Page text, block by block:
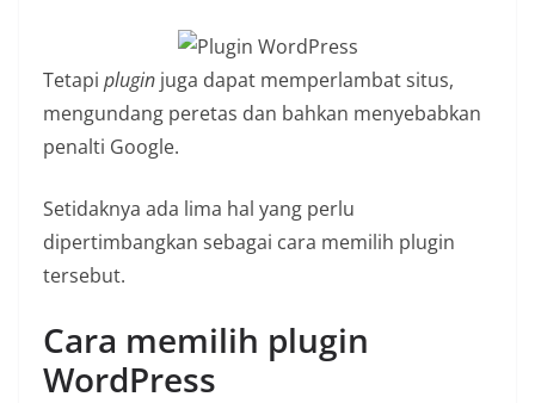
n
p
a
a
x
Tetapi plugin juga dapat memperlambat situs,
mengundang peretas dan bahkan menyebabkan
penalti Google.
Setidaknya ada lima hal yang perlu
dipertimbangkan sebagai cara memilih plugin
tersebut.
Cara memilih plugin
WordPress